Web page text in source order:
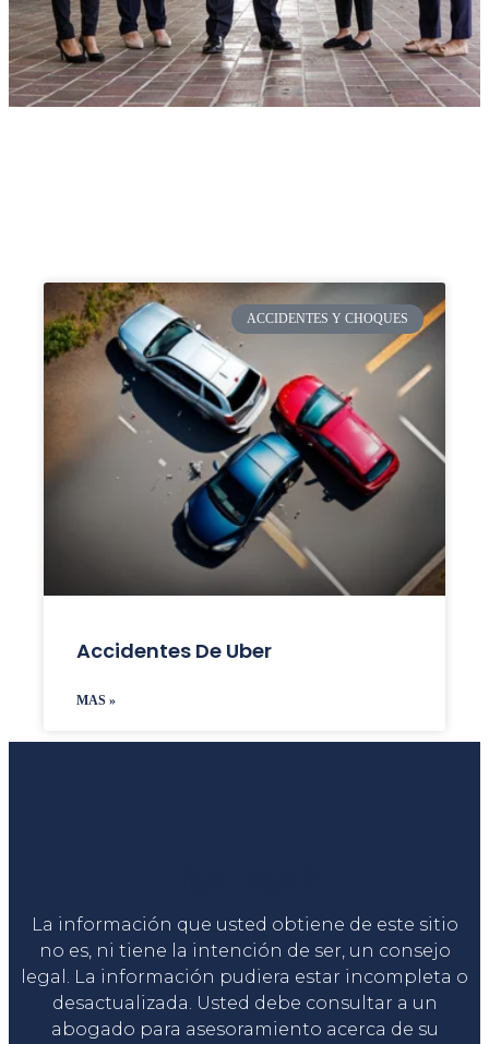
ACCIDENTES Y CHOQUES
Accidentes De Uber
MAS »
La información que usted obtiene de este sitio
no es, ni tiene la intención de ser, un consejo
legal. La información pudiera estar incompleta o
desactualizada. Usted debe consultar a un
abogado para asesoramiento acerca de su